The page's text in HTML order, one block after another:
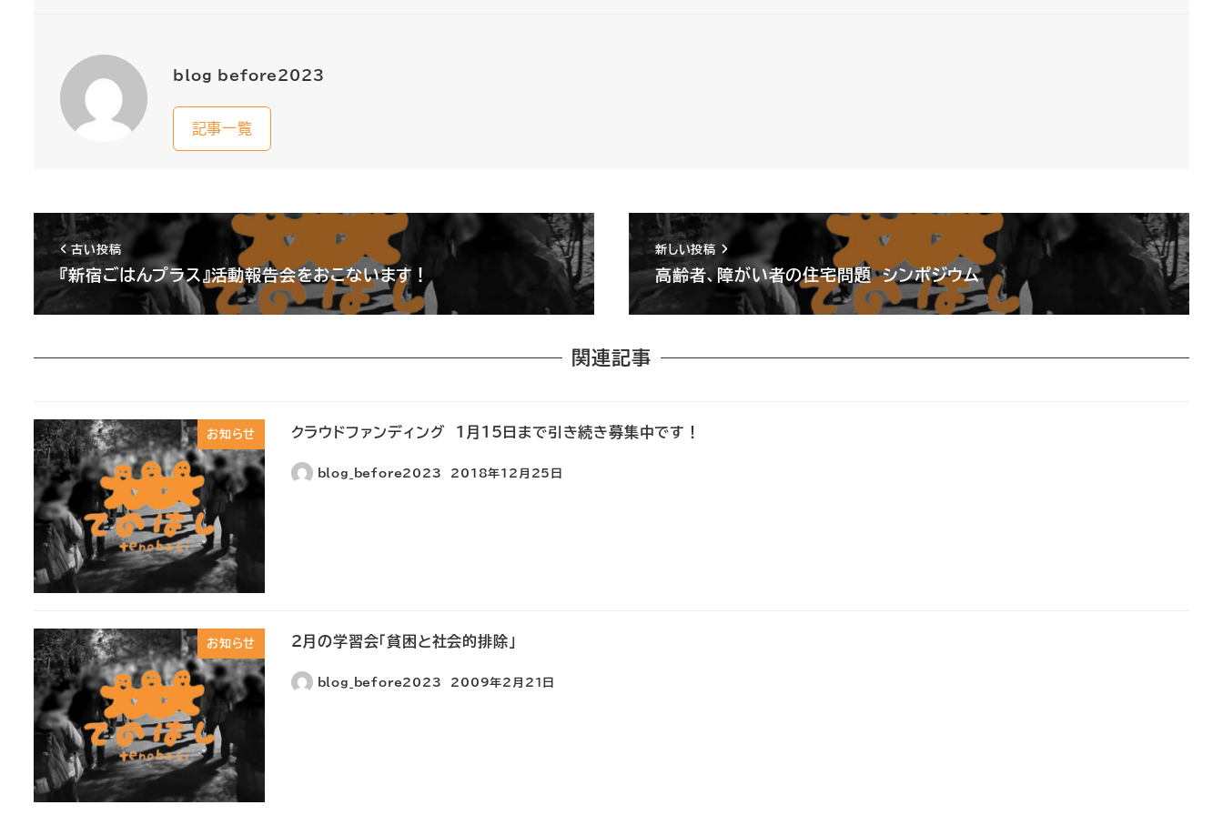
blog_before2023
記事一覧
古い投稿
『新宿ごはんプラス』活動報告会をおこないます！
新しい投稿
高齢者、障がい者の住宅問題 シンポジウム
関連記事
お知らせ クラウドファンディング 1月15日まで引き続き募集中です！
blog_before2023 2018年12月25日
お知らせ 2月の学習会「貧困と社会的排除」
blog_before2023 2009年2月21日